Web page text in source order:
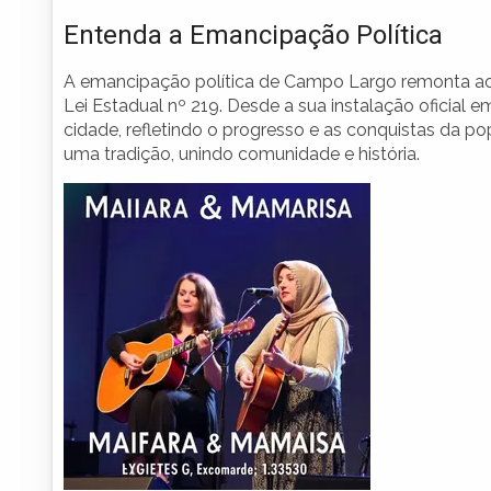
Entenda a Emancipação Política
A emancipação política de Campo Largo remonta
Lei Estadual nº 219. Desde a sua instalação oficial
cidade, refletindo o progresso e as conquistas da
uma tradição, unindo comunidade e história.